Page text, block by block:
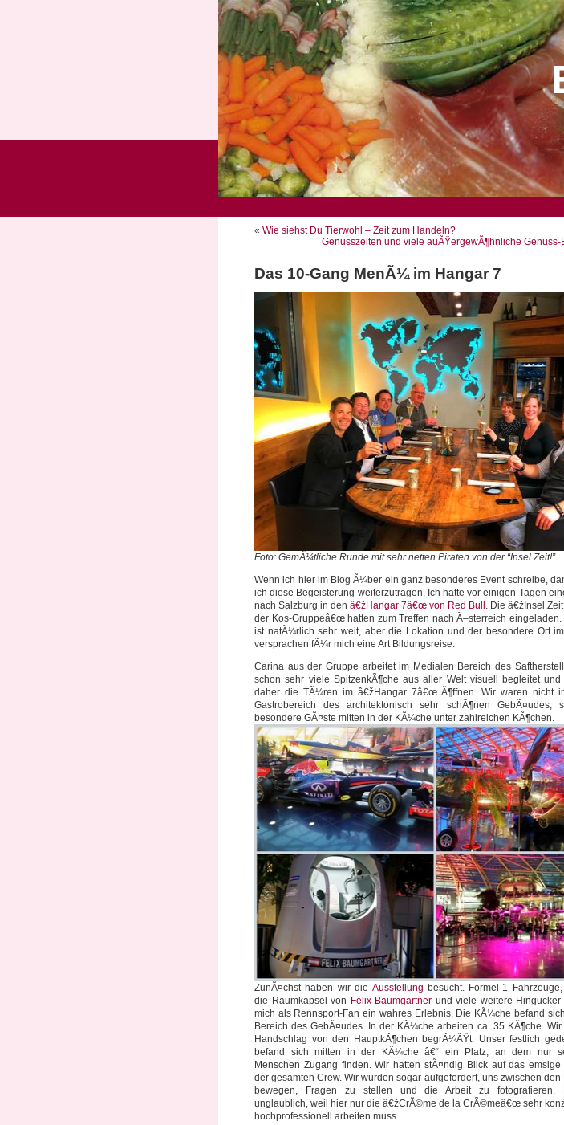
« Wie siehst Du Tierwohl – Zeit zum Handeln?
Genusszeiten und viele auÃŸergewÃ¶hnliche Genuss-
Das 10-Gang MenÃ¼ im Hangar 7
Foto: GemÃ¼tliche Runde mit sehr netten Piraten von der “Insel.Zeit!”
Wenn ich hier im Blog Ã¼ber ein ganz besonderes Event schreibe,
ich diese Begeisterung weiterzutragen. Ich hatte vor einigen Tagen
nach Salzburg in den â€žHangar 7â€œ von Red Bull . Die
der Kos-Gruppeâ€œ hatten zum Treffen nach Ã–sterreich eingeladen.
ist natÃ¼rlich sehr weit, aber die Lokation und der besondere Ort
versprachen fÃ¼r mich eine Art Bildungsreise.
Carina aus der Gruppe arbeitet im Medialen Bereich des
schon sehr viele SpitzenkÃ¶che aus aller Welt visuell begleitet
daher die TÃ¼ren im â€žHangar 7â€œ Ã¶ffnen. Wir waren nicht
Gastrobereich des architektonisch sehr schÃ¶nen GebÃ¤udes,
besondere GÃ¤ste mitten in der KÃ¼che unter zahlreichen KÃ¶chen.
ZunÃ¤chst haben wir die Ausstellung besucht. Formel-1
die Raumkapsel von Felix Baumgartner und viele weitere
mich als Rennsport-Fan ein wahres Erlebnis. Die KÃ¼che befand
Bereich des GebÃ¤udes. In der KÃ¼che arbeiten ca. 35 KÃ¶che.
Handschlag von den HauptkÃ¶chen begrÃ¼ÃŸt. Unser festlich
befand sich mitten in der KÃ¼che â€“ ein Platz, an dem nur
Menschen Zugang finden. Wir hatten stÃ¤ndig Blick auf das emsige
der gesamten Crew. Wir wurden sogar aufgefordert, uns zwischen den
bewegen, Fragen zu stellen und die Arbeit zu fotografieren.
unglaublich, weil hier nur die â€žCrÃ©me de la CrÃ©meâ€œ sehr
hochprofessionell arbeiten muss.